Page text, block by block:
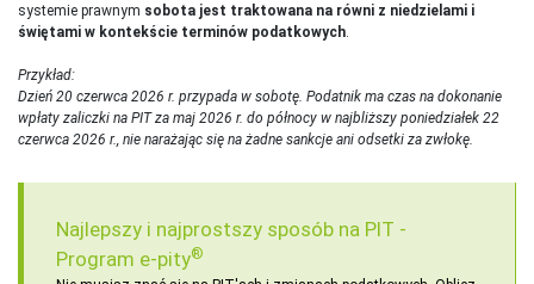
systemie prawnym sobota jest traktowana na równi z niedzielami i
świętami w kontekście terminów podatkowych.
Przykład:
Dzień 20 czerwca 2026 r. przypada w sobotę. Podatnik ma czas na dokonanie
wpłaty zaliczki na PIT za maj 2026 r. do północy w najbliższy poniedziałek 22
czerwca 2026 r., nie narażając się na żadne sankcje ani odsetki za zwłokę.
Najlepszy i najprostszy sposób na PIT -
Program e-pity®